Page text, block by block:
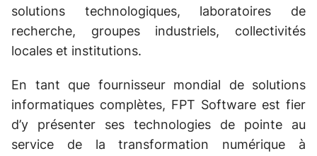
solutions technologiques, laboratoires de
recherche, groupes industriels, collectivités
locales et institutions.
En tant que fournisseur mondial de solutions
informatiques complètes, FPT Software est fier
d’y présenter ses technologies de pointe au
service de la transformation numérique à